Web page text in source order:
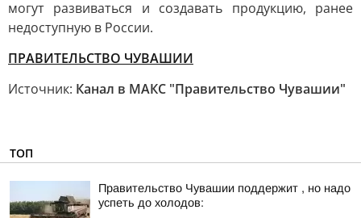
могут развиваться и создавать продукцию, ранее
недоступную в России.
ПРАВИТЕЛЬСТВО ЧУВАШИИ
Источник: Канал в МАКС "Правительство Чувашии"
ТОП
Правительство Чувашии поддержит , но надо
успеть до холодов: